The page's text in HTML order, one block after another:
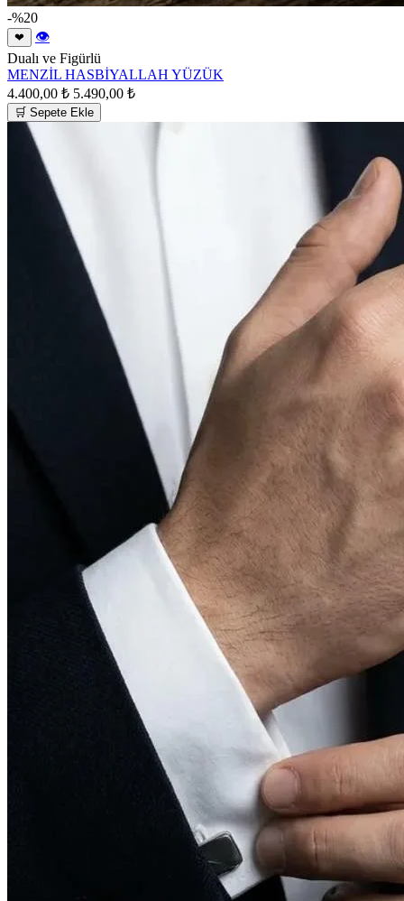
-%20
❤
👁
Dualı ve Figürlü
MENZİL HASBİYALLAH YÜZÜK
4.400,00 ₺ 5.490,00 ₺
🛒 Sepete Ekle